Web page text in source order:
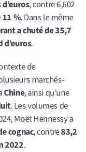
, contre 6,602
11 %. Dans le même
a chuté de 35,7
.
de
marchés-
Chine, ainsi qu’une
. Les volumes de
Moët Hennessy a
cognac, contre83,2
2022.